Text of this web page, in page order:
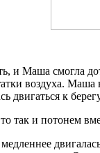
и Маша смогла
воздуха. Маша
двигаться к
так и потонем